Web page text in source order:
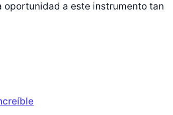
a este instrumento tan